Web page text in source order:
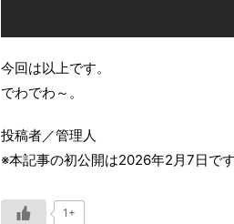
今回は以上です。
でわでわ～。
投稿者／管理人
※本記事の初公開は2026年2月7日で
1+